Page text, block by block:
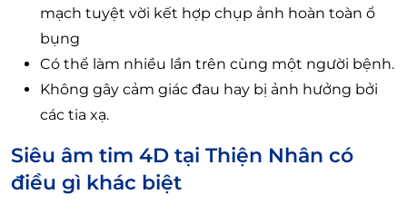
mạch tuyệt vời kết hợp chụp ảnh hoàn toàn ổ
bụng
Có thể làm nhiều lần trên cùng một người bệnh.
Không gây cảm giác đau hay bị ảnh hưởng bởi
các tia xạ.
Siêu âm tim 4D tại Thiện Nhân có
điều gì khác biệt